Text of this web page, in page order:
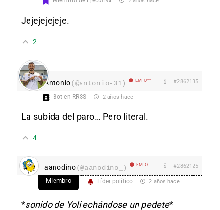
Jejejejejeje.
2
Antonio(@antonio-31) EM Off #2862135
Bot en RRSS 2 años hace
La subida del paro… Pero literal.
4
aanodino(@aanodino_) EM Off #2862125
Miembro Líder político 2 años hace
*sonido de Yoli echándose un pedete*